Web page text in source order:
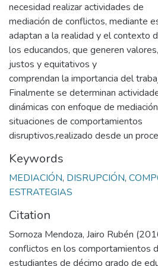
necesidad realizar actividades de
mediación de conflictos, mediante
adaptan a la realidad y el contexto
los educandos, que generen
justos y equitativos y
comprendan la importancia del
Finalmente se determinan
dinámicas con enfoque de
situaciones de comportamientos
disruptivos,realizado desde un
Keywords
MEDIACIÓN, DISRUPCIÓN,
ESTRATEGIAS
Citation
Sornoza Mendoza, Jairo Rubén
conflictos en los comportamientos
estudiantes de décimo grado de